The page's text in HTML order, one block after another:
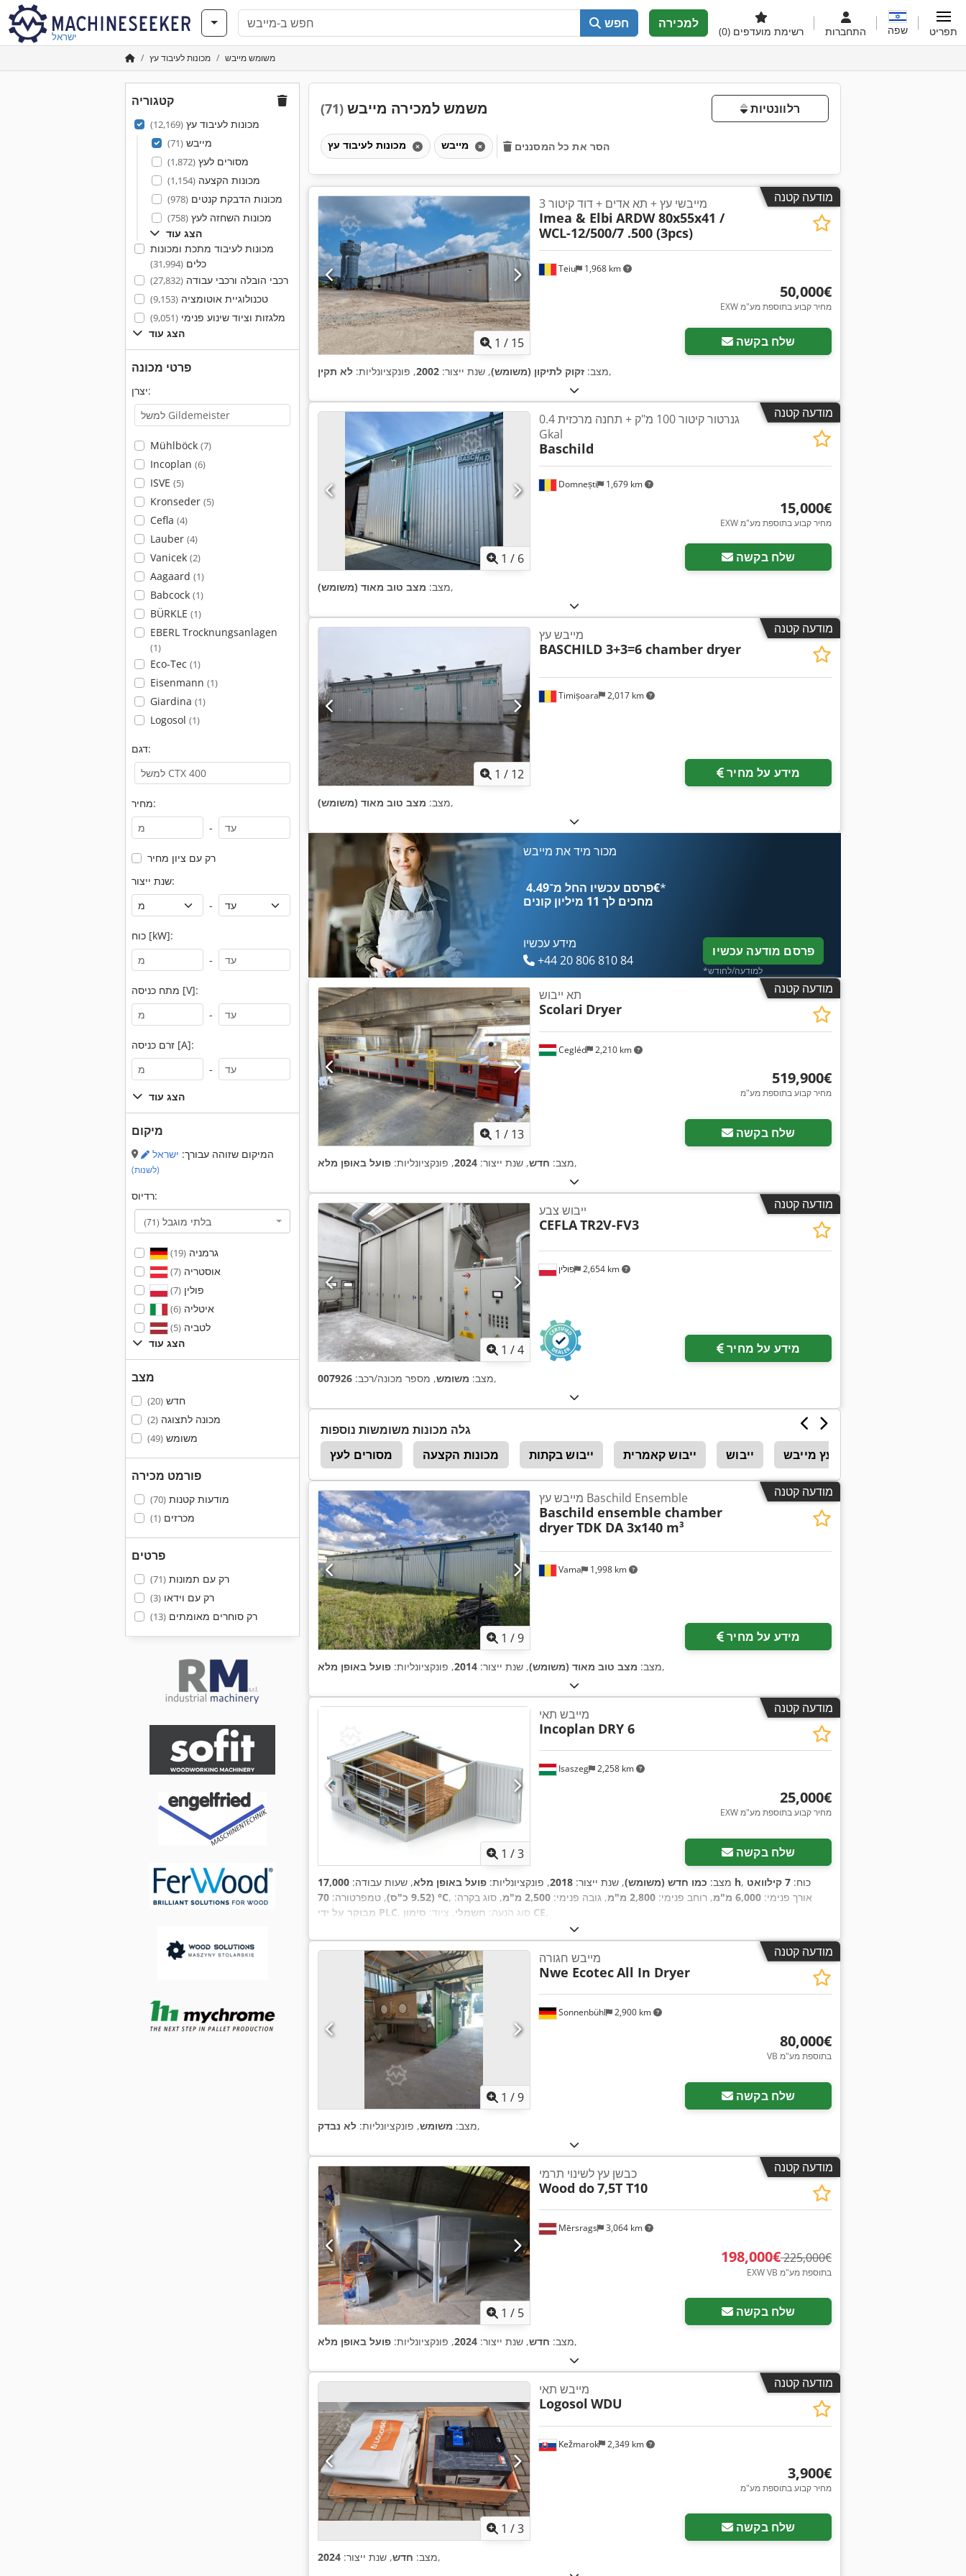
ישראל
חפש למכירה
רשימת מועדפים (0) התחברות שפה תפריט
מכונות לעיבוד עץ משומש מייבש
קטגוריה
מכונות לעיבוד עץ(12,169)
מייבש(71)
מסורים לעץ(1,872)
מכונות הקצעה(1,154)
מכונות הדבקת קנטים(978)
מכונות השחזה לעץ(758)
הצג עוד
מכונות לעיבוד מתכת ומכונות
כלים(31,994)
רכבי הובלה ורכבי עבודה(27,832)
טכנולוגיית אוטומציה(9,153)
מלגזות וציוד שינוע פנימי(9,051)
הצג עוד
פרטי מכונה
יצרן:
Mühlböck (7)
Incoplan (6)
ISVE (5)
Kronseder (5)
Cefla (4)
Lauber (4)
Vanicek (2)
Aagaard (1)
Babcock (1)
BÜRKLE (1)
EBERL Trocknungsanlagen
(1)
Eco-Tec (1)
Eisenmann (1)
Giardina (1)
Logosol (1)
דגם:
מחיר:
-
רק עם ציון מחיר
שנת ייצור:
-
כוח [kW]:
-
מתח כניסה [V]:
-
זרם כניסה [A]:
-
הצג עוד
מיקום
המיקום שזוהה עבורך: ישראל
(לשנות)
רדיוס:
בלתי מוגבל (71)
גרמניה(19)
אוסטריה(7)
פולין(7)
איטליה(6)
לטביה(5)
הצג עוד
מצב
חדש(20)
מכונה לתצוגה(2)
משומש(49)
פורמט מכירה
מודעות קטנות(70)
מכרזים(1)
פרטים
רק עם תמונות(71)
רק עם וידאו(3)
רק סוחרים מאומתים(13)
משמש למכירה מייבש (71) רלוונטיות
הסר את כל המסננים
מודעה קטנה
1 / 15
Teiu 1,968 km
3 מייבשי עץ + תא אדים + דוד קיטור
Imea & Elbi ARDW 80x55x41 /
WCL-12/500/7 .500 (3pcs)
‏50,000 ‏€
EXW מחיר קבוע בתוספת מע"מ
שלח בקשה
מצב: זקוק לתיקון (משומש), שנת ייצור: 2002, פונקציונליות: לא תקין ,
מודעה קטנה
1 / 6
Domnești 1,679 km
גנרטור קיטור 100 מ"ק + תחנה מרכזית 0.4
Gkal
Baschild
‏15,000 ‏€
EXW מחיר קבוע בתוספת מע"מ
שלח בקשה
מצב: מצב טוב מאוד (משומש) ,
מודעה קטנה
1 / 12
Timișoara 2,017 km
מייבש עץ
BASCHILD 3+3=6 chamber dryer
מידע על מחיר
מצב: מצב טוב מאוד (משומש) ,
מכור מיד את מייבש
פרסם עכשיו החל מ־‏4.49 ‏€*
מחכים לך 11 מיליון קונים
מידע עכשיו
+44 20 806 810 84
פרסם מודעה עכשיו
*למודעה/לחודש
מודעה קטנה
1 / 13
Cegléd 2,210 km
תא ייבוש
Scolari Dryer
‏519,900 ‏€
מחיר קבוע בתוספת מע"מ
שלח בקשה
מצב: חדש, שנת ייצור: 2024, פונקציונליות: פועל באופן מלא ,
מודעה קטנה
1 /4
פולין 2,654 km
ייבוש צבע
CEFLATR2V-FV3
מידע על מחיר
מצב: משומש, מספר מכונה/רכב: 007926 ,
גלה מכונות משומשות נוספות
מסורים לעץ
מכונות הקצעה ייבוש בקתות ייבוש קאמרית ייבוש עץ מייבש תא ואקום תא יבש ואקום
מודעה קטנה
1 /9
Vama 1,998 km
מייבש עץ Baschild Ensemble
Baschild ensemble chamber
dryerTDK DA 3x140 m³
מידע על מחיר
מצב: מצב טוב מאוד (משומש), שנת ייצור: 2014, פונקציונליות: פועל באופן מלא ,
מודעה קטנה
1 /3
Isaszeg 2,258 km
מייבש תאי
Incoplan DRY 6
‏25,000 ‏€
EXW מחיר קבוע בתוספת מע"מ
שלח בקשה
מצב: כמו חדש (משומש), שנת ייצור: 2018, פונקציונליות: פועל באופן מלא, שעות עבודה: 17,000 h , כוח:
7 קילוואט
(9.52 כ"ס)
, טמפרטורה: 70 °C , אורך פנימי: 6,000 מ"מ , רוחב פנימי: 2,800 מ"מ , גובה פנימי: 2,500 מ"מ
, סוג בקרה:
מבוקר על ידי PLC
, סוג הנעה: חשמלי, ציוד: סימון CE,
מודעה קטנה
1 /9
Sonnenbühl 2,900 km
מייבש חגורה
Nwe EcotecAll In Dryer
‏80,000 ‏€
VB בתוספת מע"מ
שלח בקשה
מצב: משומש, פונקציונליות: לא נבדק ,
מודעה קטנה
1 / 5
Mērsrags 3,064 km
כבשן עץ לשינוי תרמי
Wood do7,5T T10
‏198,000 ‏€ ‏225,000 ‏€
EXW VB בתוספת מע"מ
שלח בקשה
מצב: חדש, שנת ייצור: 2024, פונקציונליות: פועל באופן מלא ,
מודעה קטנה
1 /3
Kežmarok 2,349 km
מייבש תאי
Logosol WDU
‏3,900 ‏€
מחיר קבוע בתוספת מע"מ
שלח בקשה
מצב: חדש, שנת ייצור: 2024 ,